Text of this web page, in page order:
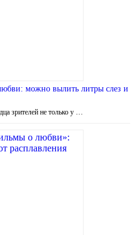
можно вылить литры слез и
зрителей не только у …